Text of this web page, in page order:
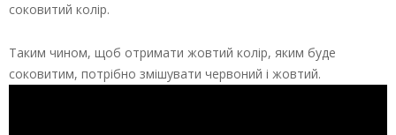
соковитий колір.
Таким чином, щоб отримати жовтий колір, яким буде
соковитим, потрібно змішувати червоний і жовтий.